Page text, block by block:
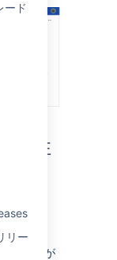
ード
リー
頼性
ッ
ステムが